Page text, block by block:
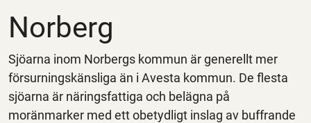
Norberg
Sjöarna inom Norbergs kommun är generellt mer
försurningskänsliga än i Avesta kommun. De flesta
sjöarna är näringsfattiga och belägna på
moränmarker med ett obetydligt inslag av buffrande